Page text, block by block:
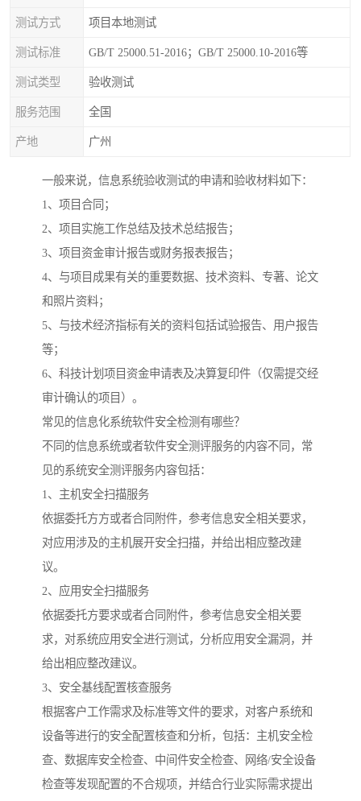
测试方式 项目本地测试
测试标准 GB/T 25000.51-2016；GB/T 25000.10-2016等
测试类型 验收测试
服务范围 全国
产地 广州
一般来说，信息系统验收测试的申请和验收材料如下：
1、项目合同；
2、项目实施工作总结及技术总结报告；
3、项目资金审计报告或财务报表报告；
4、与项目成果有关的重要数据、技术资料、专著、论文
和照片资料；
5、与技术经济指标有关的资料包括试验报告、用户报告
等；
6、科技计划项目资金申请表及决算复印件（仅需提交经
审计确认的项目）。
常见的信息化系统软件安全检测有哪些？
不同的信息系统或者软件安全测评服务的内容不同，常
见的系统安全测评服务内容包括：
1、主机安全扫描服务
依据委托方方或者合同附件，参考信息安全相关要求，
对应用涉及的主机展开安全扫描，并给出相应整改建
议。
2、应用安全扫描服务
依据委托方要求或者合同附件，参考信息安全相关要
求，对系统应用安全进行测试，分析应用安全漏洞，并
给出相应整改建议。
3、安全基线配置核查服务
根据客户工作需求及标准等文件的要求，对客户系统和
设备等进行的安全配置核查和分析，包括：主机安全检
查、数据库安全检查、中间件安全检查、网络/安全设备
检查等发现配置的不合规项，并结合行业实际需求提出